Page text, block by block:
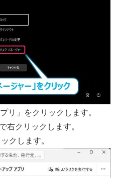
リ」をクリックします。
右クリックします。
クします。